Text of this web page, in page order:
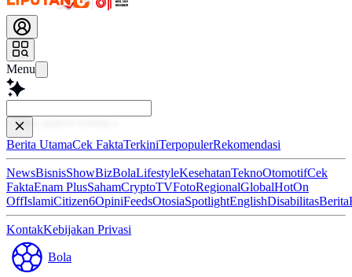
Menu
Baca le
Berita UtamaCek FaktaTerkiniTerpopulerRekomendasi
NewsBisnisShowBizBolaLifestyleKesehatanTeknoOtomotifCek
FaktaEnam PlusSahamCryptoTVFotoRegionalGlobalHotOn
OffIslamiCitizen6OpiniFeedsOtosiaSpotlightEnglishDisabilitasBerita
KontakKebijakan Privasi
Bola